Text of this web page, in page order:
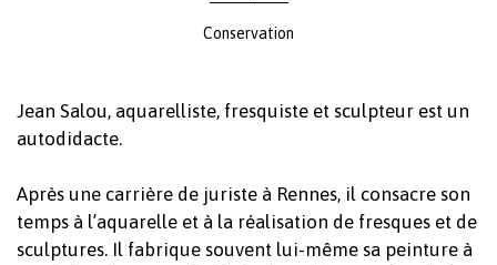
Conservation
Jean Salou, aquarelliste, fresquiste et sculpteur est un
autodidacte.
Après une carrière de juriste à Rennes, il consacre son
temps à l’aquarelle et à la réalisation de fresques et de
sculptures. Il fabrique souvent lui-même sa peinture à